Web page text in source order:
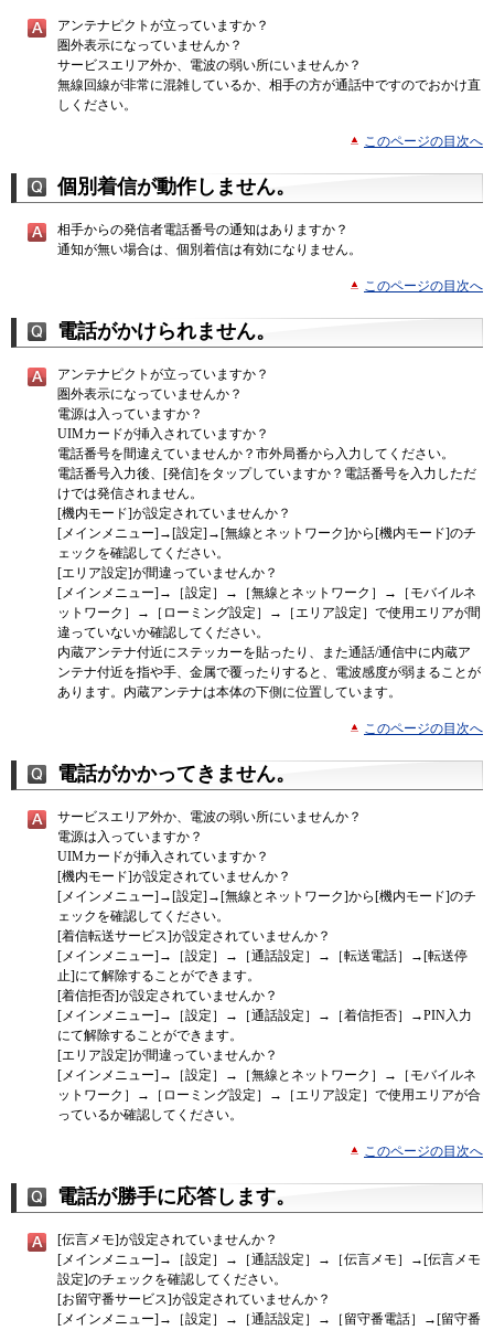
アンテナピクトが立っていますか？
圏外表示になっていませんか？
サービスエリア外か、電波の弱い所にいませんか？
無線回線が非常に混雑しているか、相手の方が通話中ですのでおかけ直
しください。
このページの目次へ
個別着信が動作しません。
相手からの発信者電話番号の通知はありますか？
通知が無い場合は、個別着信は有効になりません。
このページの目次へ
電話がかけられません。
アンテナピクトが立っていますか？
圏外表示になっていませんか？
電源は入っていますか？
UIMカードが挿入されていますか？
電話番号を間違えていませんか？市外局番から入力してください。
電話番号入力後、[発信]をタップしていますか？電話番号を入力しただ
けでは発信されません。
[機内モード]が設定されていませんか？
[メインメニュー]→[設定]→[無線とネットワーク]から[機内モード]のチ
ェックを確認してください。
[エリア設定]が間違っていませんか？
[メインメニュー]→［設定］→［無線とネットワーク］→［モバイルネ
ットワーク］→［ローミング設定］→［エリア設定］で使用エリアが間
違っていないか確認してください。
内蔵アンテナ付近にステッカーを貼ったり、また通話/通信中に内蔵ア
ンテナ付近を指や手、金属で覆ったりすると、電波感度が弱まることが
あります。内蔵アンテナは本体の下側に位置しています。
このページの目次へ
電話がかかってきません。
サービスエリア外か、電波の弱い所にいませんか？
電源は入っていますか？
UIMカードが挿入されていますか？
[機内モード]が設定されていませんか？
[メインメニュー]→[設定]→[無線とネットワーク]から[機内モード]のチ
ェックを確認してください。
[着信転送サービス]が設定されていませんか？
[メインメニュー]→［設定］→［通話設定］→［転送電話］→[転送停
止]にて解除することができます。
[着信拒否]が設定されていませんか？
[メインメニュー]→［設定］→［通話設定］→［着信拒否］→PIN入力
にて解除することができます。
[エリア設定]が間違っていませんか？
[メインメニュー]→［設定］→［無線とネットワーク］→［モバイルネ
ットワーク］→［ローミング設定］→［エリア設定］で使用エリアが合
っているか確認してください。
このページの目次へ
電話が勝手に応答します。
[伝言メモ]が設定されていませんか？
[メインメニュー]→［設定］→［通話設定］→［伝言メモ］→[伝言メモ
設定]のチェックを確認してください。
[お留守番サービス]が設定されていませんか？
[メインメニュー]→［設定］→［通話設定］→［留守番電話］→[留守番